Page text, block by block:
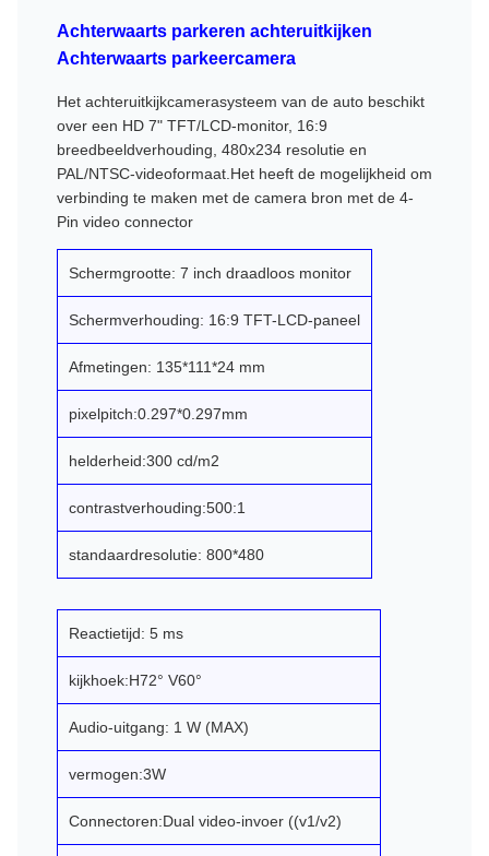
Achterwaarts parkeren achteruitkijken
Achterwaarts parkeercamera
Het achteruitkijkcamerasysteem van de auto beschikt
over een HD 7" TFT/LCD-monitor, 16:9
breedbeeldverhouding, 480x234 resolutie en
PAL/NTSC-videoformaat.Het heeft de mogelijkheid om
verbinding te maken met de camera bron met de 4-
Pin video connector
Schermgrootte: 7 inch draadloos monitor
Schermverhouding: 16:9 TFT-LCD-paneel
Afmetingen: 135*111*24 mm
pixelpitch:0.297*0.297mm
helderheid:300 cd/m2
contrastverhouding:500:1
standaardresolutie: 800*480
Reactietijd: 5 ms
kijkhoek:H72° V60°
Audio-uitgang: 1 W (MAX)
vermogen:3W
Connectoren:Dual video-invoer ((v1/v2)